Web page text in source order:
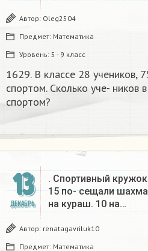
Автор: Oleg2504
Предмет: Математика
Уровень: 5 - 9 класс
1629. В классе 28 учеников,
спортом. Сколько уче- ников
спортом?​
13
ДЕКАБРЬ
. Спортивный
15 по- сещали
на кураш. 10 на…
Автор: renatagavriluk10
Предмет: Математика